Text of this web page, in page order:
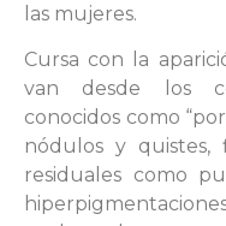
las mujeres.
Cursa con la
van desde los
conocidos como
nódulos y quistes,
residuales como